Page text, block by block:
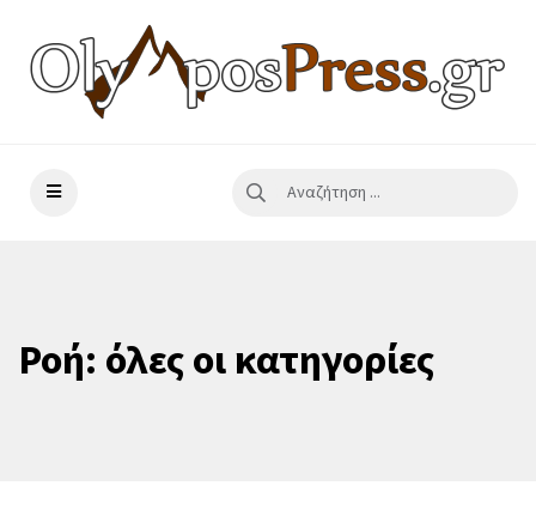
Ροή: όλες οι κατηγορίες